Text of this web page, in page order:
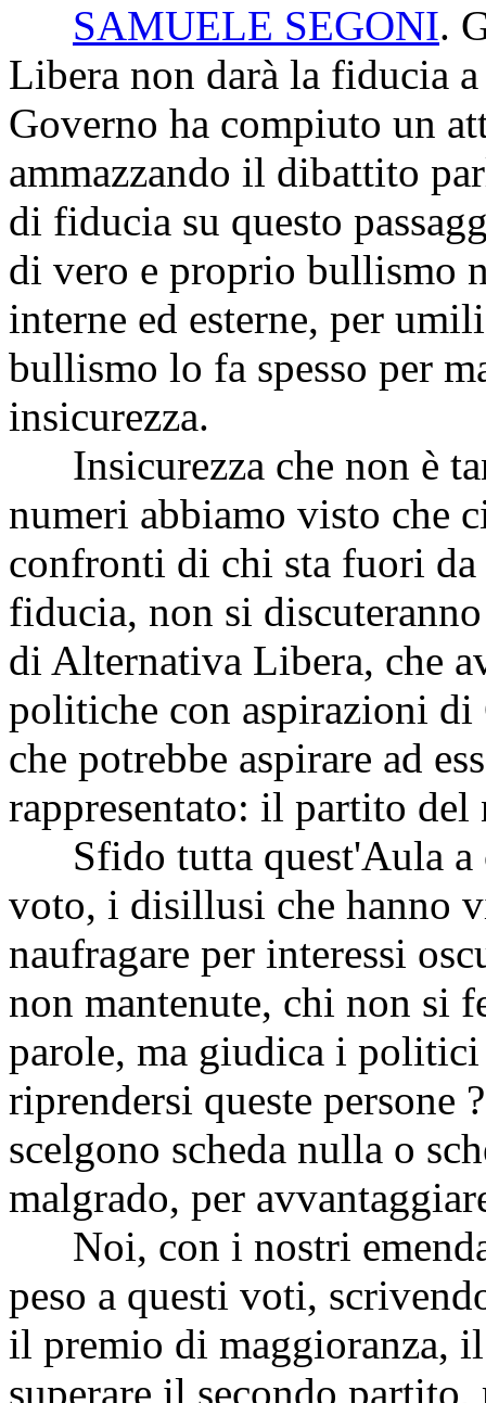
SAMUELE SEGONI.
Libera non darà la fiducia
Governo ha compiuto un
ammazzando il dibattito
di fiducia su questo
di vero e proprio bullismo
interne ed esterne, per
bullismo lo fa spesso per
insicurezza.
Insicurezza che non è
numeri abbiamo visto che
confronti di chi sta fuori da
fiducia, non si
di Alternativa Libera, che
politiche con aspirazioni
che potrebbe aspirare ad
rappresentato: il partito del
Sfido tutta quest'Aula a
voto, i disillusi che hanno
naufragare per interessi
non mantenute, chi non si
parole, ma giudica i
riprendersi queste persone
scelgono scheda nulla o
malgrado, per
Noi, con i nostri
peso a questi voti,
il premio di maggioranza,
superare il secondo